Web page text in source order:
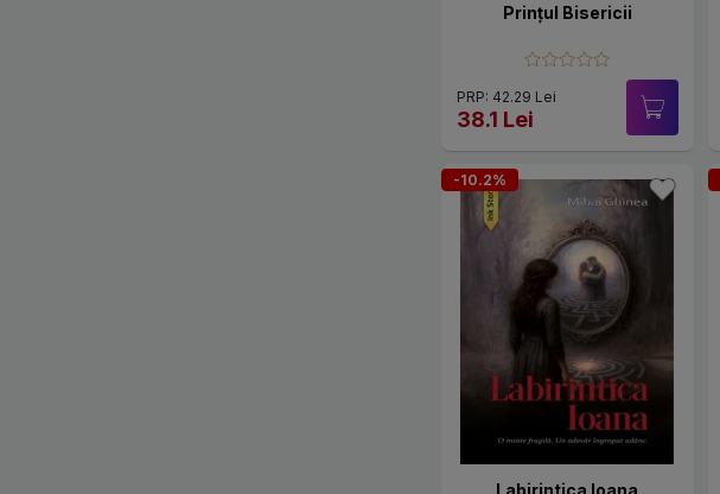
Prințul Bisericii
PRP: 42.29 Lei
38.1 Lei
-10.2%
Labirintica Ioana